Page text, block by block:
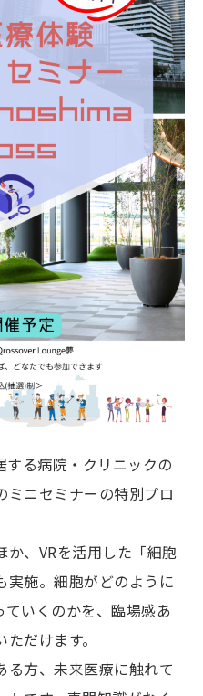
る病院・クリニックの
ミニセミナーの特別プロ
、VRを活用した「細胞
実施。細胞がどのように
いくのかを、臨場感あ
だけます。
る方、未来医療に触れて